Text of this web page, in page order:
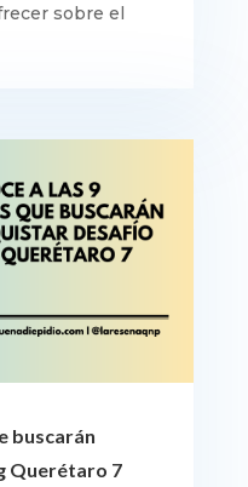
sobre el
buscarán
Querétaro 7